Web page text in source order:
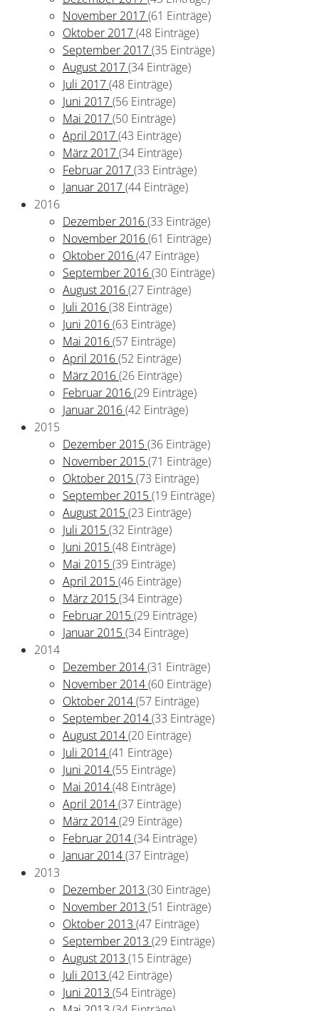
November 2017(61 Einträge)
Oktober 2017(48 Einträge)
September 2017(35 Einträge)
August 2017(34 Einträge)
Juli 2017(48 Einträge)
Juni 2017(56 Einträge)
Mai 2017(50 Einträge)
April 2017(43 Einträge)
März 2017(34 Einträge)
Februar 2017(33 Einträge)
Januar 2017(44 Einträge)
2016
Dezember 2016(33 Einträge)
November 2016(61 Einträge)
Oktober 2016(47 Einträge)
September 2016(30 Einträge)
August 2016(27 Einträge)
Juli 2016(38 Einträge)
Juni 2016(63 Einträge)
Mai 2016(57 Einträge)
April 2016(52 Einträge)
März 2016(26 Einträge)
Februar 2016(29 Einträge)
Januar 2016(42 Einträge)
2015
Dezember 2015(36 Einträge)
November 2015(71 Einträge)
Oktober 2015(73 Einträge)
September 2015(19 Einträge)
August 2015(23 Einträge)
Juli 2015(32 Einträge)
Juni 2015(48 Einträge)
Mai 2015(39 Einträge)
April 2015(46 Einträge)
März 2015(34 Einträge)
Februar 2015(29 Einträge)
Januar 2015(34 Einträge)
2014
Dezember 2014(31 Einträge)
November 2014(60 Einträge)
Oktober 2014(57 Einträge)
September 2014(33 Einträge)
August 2014(20 Einträge)
Juli 2014(41 Einträge)
Juni 2014(55 Einträge)
Mai 2014(48 Einträge)
April 2014(37 Einträge)
März 2014(29 Einträge)
Februar 2014(34 Einträge)
Januar 2014(37 Einträge)
2013
Dezember 2013 (30 Einträge)
November 2013 (51 Einträge)
Oktober 2013 (47 Einträge)
September 2013 (29 Einträge)
August 2013 (15 Einträge)
Juli 2013 (42 Einträge)
Juni 2013 (54 Einträge)